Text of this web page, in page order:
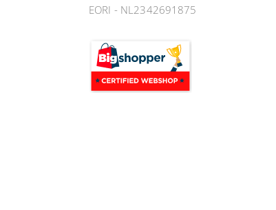
EORI - NL2342691875